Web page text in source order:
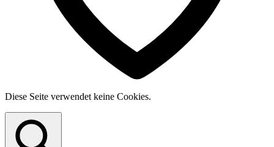
Diese Seite verwendet keine Cookies.